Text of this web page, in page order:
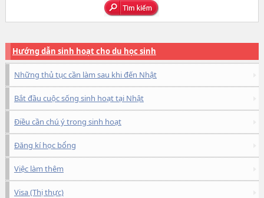
Hướng dẫn sinh hoạt cho du học sinh
Những thủ tục cần làm sau khi đến Nhật
Bắt đầu cuộc sống sinh hoạt tại Nhật
Điều cần chú ý trong sinh hoạt
Đăng kí học bổng
Việc làm thêm
Visa (Thị thực)